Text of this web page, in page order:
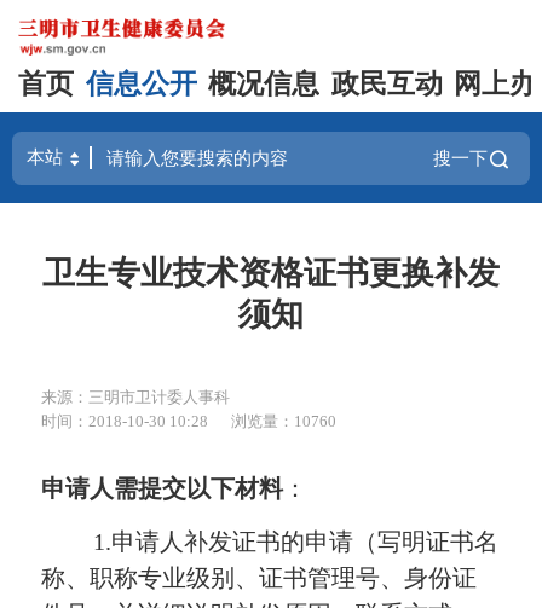
首页 信息公开 概况信息 政民互动 网上
搜一下
卫生专业技术资格证书更换补发
须知
来源：三明市卫计委人事科
时间：2018-10-30 10:28
浏览量：10760
申请人需提交以下材料：
1.申请人补发证书的申请（写明证书名
称、职称专业级别、证书管理号、身份证